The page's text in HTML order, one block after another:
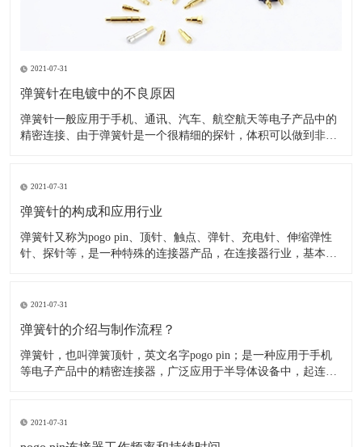
2021-07-31
弹簧针在电镀中的不良原因
弹簧针一般应用于手机、通讯、汽车、航空航天等电子产品中的
精密连接、由于弹簧针是一个很精细的探针，体积可以做到非常
2021-07-31
弹簧针的构成和应用行业
​弹簧针又称为pogo pin、顶针、触点、弹针、充电针、伸缩弹性
针、探针等，是一种特殊的连接器产品，在连接器行业，基本结
2021-07-31
弹簧针的介绍与制作流程？
弹簧针，也叫弹簧顶针，英文名字pogo pin；是一种应用于手机
等电子产品中的精密连接器，广泛应用于半导体设备中，起连接
至1块左右；Pogo pin是一种由针轴
2021-07-31